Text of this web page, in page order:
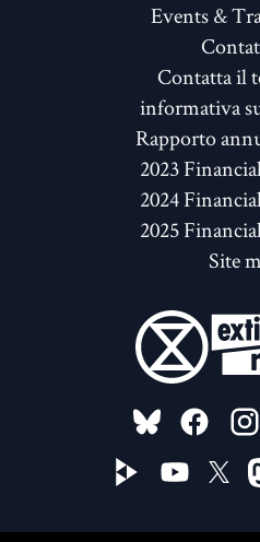
Events &
Contatta il
informativa
Rapporto
2023
2024
2025
Site
FOLLOW